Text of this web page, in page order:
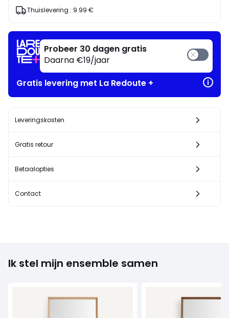
daarvan
betalen
305.15
Thuislevering : 9.99 €
Probeer 30 dagen gratis
Daarna €19/jaar
Gratis levering met La Redoute +
Leveringskosten
Gratis retour
Betaalopties
Contact
Ik stel mijn ensemble samen